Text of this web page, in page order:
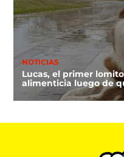
NOTICIAS
Lucas, el primer
alimenticia luego de